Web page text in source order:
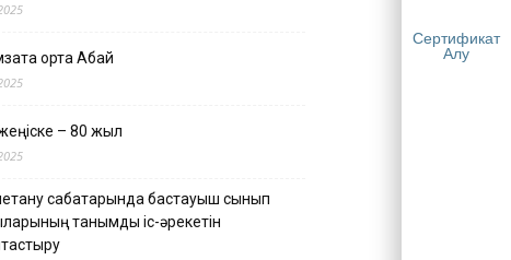
Сертификат
Алу
ортақ Абай
– 80 жыл
сабақтарында бастауыш сынып
танымдық іс-әрекетін